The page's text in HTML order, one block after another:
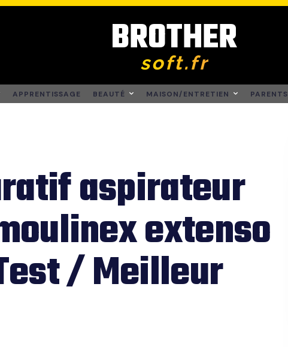
BROTHER
soft.fr
APPRENTISSAGE BEAUTÉ MAISON/ENTRETIEN PARENTS
aspirateur
extenso
/ Meilleur